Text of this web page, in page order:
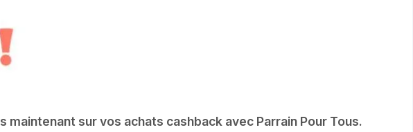
sur vos achats cashback avec Parrain Pour Tous.